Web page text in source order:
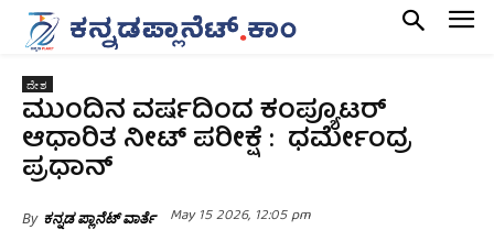
ದೇಶ
ಮುಂದಿನ ವರ್ಷದಿಂದ ಕಂಪ್ಯೂಟರ್‌
ಆಧಾರಿತ ನೀಟ್‌ ಪರೀಕ್ಷೆ : ಧರ್ಮೇಂದ್ರ
ಪ್ರಧಾನ್
By ಕನ್ನಡ ಪ್ಲಾನೆಟ್ ವಾರ್ತೆ May 15 2026, 12:05 pm